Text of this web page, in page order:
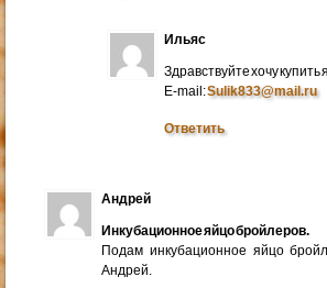
Ильяс
Здравствуйте хочу
E-mail:Sulik833@mail.ru
Ответить
Андрей
Инкубационное яйцо бройлеров.
Подам инкубационное яйцо
Андрей.